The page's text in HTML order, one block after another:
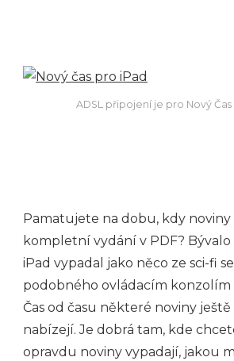
ADSL připojení je pro Nový
Pamatujete na dobu, kdy
kompletní vydání v PDF?
iPad vypadal jako něco ze sci-fi
podobného ovládacím konzolím
Čas od času některé noviny
nabízejí. Je dobrá tam, kde
opravdu noviny vypadají, jakou